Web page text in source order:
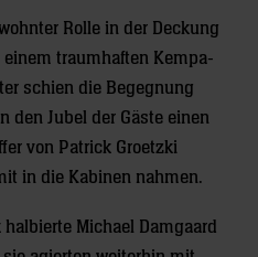
Rolle in der Deckung
traumhaften Kempa-
schien die Begegnung
den Jubel der Gäste einen
von Patrick Groetzki
in die Kabinen nahmen.
Michael Damgaard